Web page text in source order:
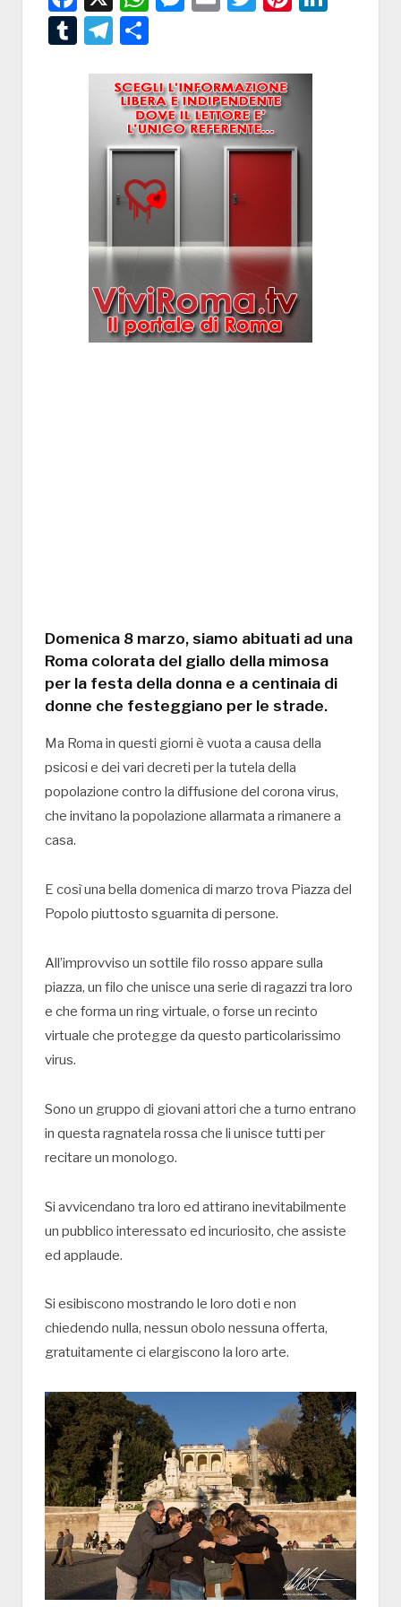
TumblrTelegram
Domenica 8 marzo, siamo abituati ad una
Roma colorata del giallo della mimosa
per la festa della donna e a centinaia di
donne che festeggiano per le strade.
Ma Roma in questi giorni è vuota a causa della
psicosi e dei vari decreti per la tutela della
popolazione contro la diffusione del corona virus,
che invitano la popolazione allarmata a rimanere a
casa.
E così una bella domenica di marzo trova Piazza del
Popolo piuttosto sguarnita di persone.
All’improvviso un sottile filo rosso appare sulla
piazza, un filo che unisce una serie di ragazzi tra loro
e che forma un ring virtuale, o forse un recinto
virtuale che protegge da questo particolarissimo
virus.
Sono un gruppo di giovani attori che a turno entrano
in questa ragnatela rossa che li unisce tutti per
recitare un monologo.
Si avvicendano tra loro ed attirano inevitabilmente
un pubblico interessato ed incuriosito, che assiste
ed applaude.
Si esibiscono mostrando le loro doti e non
chiedendo nulla, nessun obolo nessuna offerta,
gratuitamente ci elargiscono la loro arte.